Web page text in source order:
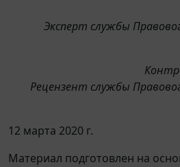
Эксперт службы
Рецензент службы
12 марта 2020 г.
Материал подготовлен на